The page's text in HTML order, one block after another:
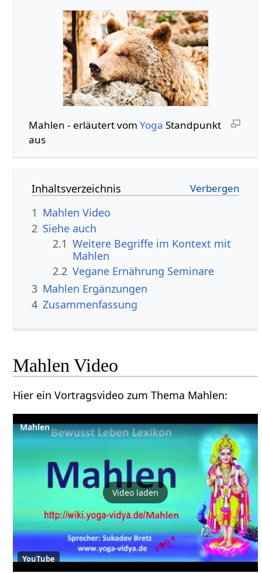
Mahlen‏‎ - erläutert vom Yoga Standpunkt
aus
Inhaltsverzeichnis
1
Mahlen‏‎ Video
2 Siehe auch
2.1 Weitere Begriffe im Kontext mit
2.2 Vegane Ernährung Seminare
3
Mahlen‏‎ Ergänzungen
4 Zusammenfassung
Mahlen‏‎ Video
Hier ein Vortragsvideo zum Thema Mahlen‏‎:
Mahlen‏‎
Video laden
YouTube